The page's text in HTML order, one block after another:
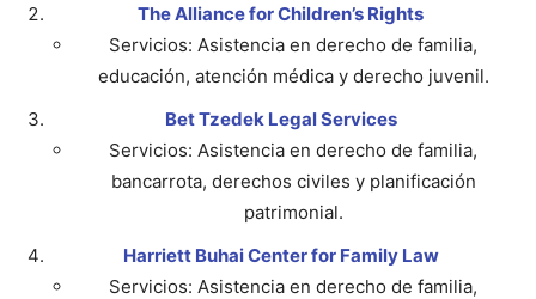
The Alliance for Children’s Rights
Servicios: Asistencia en derecho de familia,
educación, atención médica y derecho juvenil.
Bet Tzedek Legal Services
Servicios: Asistencia en derecho de familia,
bancarrota, derechos civiles y planificación
patrimonial.
Harriett Buhai Center for Family Law
Servicios: Asistencia en derecho de familia,